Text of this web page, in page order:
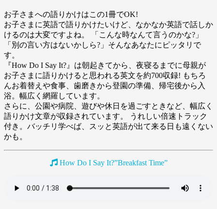
お子さまへの語りかけはこの1冊でOK!
お子さまに英語で語りかけたいけど、なかなか英語で話しか
けるのは大変ですよね。 「こんな時なんて言うのかな?」
「別の言い方はないかしら?」そんなあなたにピッタリで
す。
『How Do I Say It?』は朝起きてから、夜寝るまでに母親が
お子さまに語りかけると思われる英文を約700収録! もちろ
んお着替えや食事、歯磨きから登園の準備、帰宅後から入
浴。幅広く網羅しています。
さらに、公園や病院、遊びや休日を過ごすときなど、幅広く
語りかけ文章が収録されています。 うれしい倍速トラック
付き。バッチリ学べば、スッと英語が出て来る日も遠くない
かも。
How Do I Say It?”Breakfast Time”